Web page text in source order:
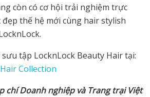
còn có cơ hội trải nghiệm trực
thế hệ mới cùng hair stylish
tập LocknLock Beauty Hair tại:
Collection
chí Doanh nghiệp và Trang trại Việt